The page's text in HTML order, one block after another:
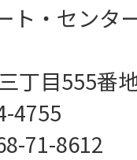
ト・センタ
丁目555番
4755
71-8612